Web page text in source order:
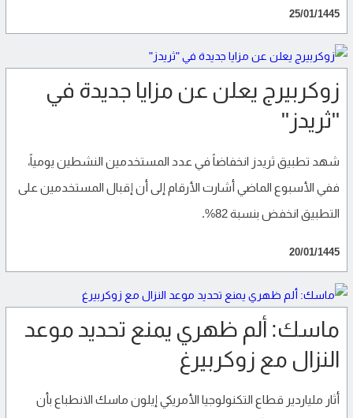
25/01/1445
زوكربيرج يعلن عن مزايا جديدة في
"ثريدز"
شهد تطبيق ثريدز انخفاضاً في عدد المستخدمين النشطين يومياً،
ففي الأسبوع الماضي أشارت الأرقام إلى أن إقبال المستخدمين على
التطبيق انخفض بنسبة 82%.
20/01/1445
ماسك: ألم ظهري يمنع تحديد موعد
النزال مع زوكربيرغ
أثار ملياردير قطاع التكنولوجيا الأمريكي إيلون ماسك الانطباع بأن